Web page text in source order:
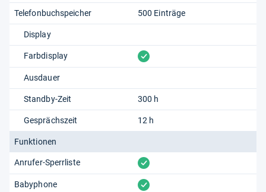
Telefonbuchspeicher 500 Einträge
Display
Farbdisplay vorhanden
Ausdauer
Standby-Zeit 300 h
Gesprächszeit 12 h
Funktionen
Anrufer-Sperrliste vorhanden
Babyphone vorhanden